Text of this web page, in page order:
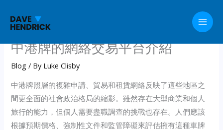
content
中港牌的網絡交易平台介紹
Blog / By Luke Clisby
中港牌照層的複雜申請、貿易和租賃網絡反映了這些地區之
間更全面的社會政治格局的縮影。雖然存在大型商業和個人
旅行的能力，但個人需要盡職調查的挑戰也存在。人們應該
根據預期價格、強制性文件和監管障礙來評估擁有這種車牌